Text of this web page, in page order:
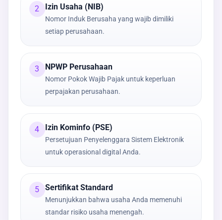
2 Izin Usaha (NIB)
Nomor Induk Berusaha yang wajib dimiliki
setiap perusahaan.
3 NPWP Perusahaan
Nomor Pokok Wajib Pajak untuk keperluan
perpajakan perusahaan.
4 Izin Kominfo (PSE)
Persetujuan Penyelenggara Sistem Elektronik
untuk operasional digital Anda.
5 Sertifikat Standard
Menunjukkan bahwa usaha Anda memenuhi
standar risiko usaha menengah.